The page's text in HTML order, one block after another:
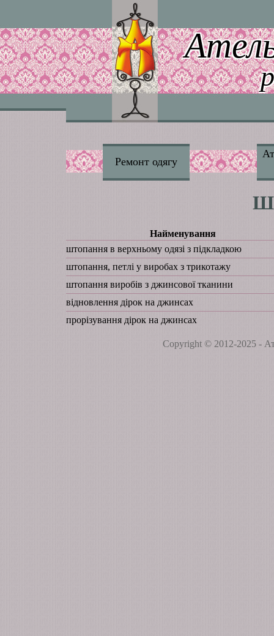
Ремонт одягу
Найменування
штопання в верхньому одязі з підкладкою
штопання, петлі у виробах з трикотажу
штопання виробів з джинсової тканини
відновлення дірок на джинсах
прорізування дірок на джинсах
Copyright © 2012-2025 -